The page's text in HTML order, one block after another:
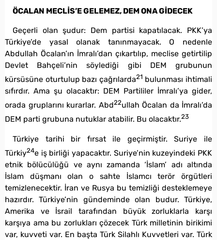
ÖCALAN MECLİS’E GELEMEZ, DEM ONA GİDECEK
Geçerli olan şudur: Dem partisi kapatılacak. PKK’ya
Türkiye’de yasal olanak tanınmayacak. O nedenle
Abdullah Öcalan’ın İmralı’dan çıkartılıp, meclise getirtilip
Devlet Bahçeli’nin söylediği gibi DEM grubunun
kürsüsüne oturtulup bazı çağrılarda21 bulunması ihtimali
sıfırdır. Ama şu olacaktır: DEM Partililer İmralı’ya gider,
orada gruplarını kurarlar. Abd22ullah Öcalan da İmralı’da
DEM parti grubuna nutuklar atabilir. Bu olacaktır.23
Türkiye tarihi bir fırsat ile geçirmiştir. Suriye ile
Türkiy24e iş birliği yapacaktır. Suriye’nin kuzeyindeki PKK
etnik bölücülüğü ve aynı zamanda ‘İslam’ adı altında
İslam düşmanı olan o sahte İslamcı terör örgütleri
temizlenecektir. İran ve Rusya bu temizliği desteklemeye
hazırdır. Türkiye’nin gündeminde olan budur. Türkiye,
Amerika ve İsrail tarafından büyük zorluklarla karşı
karşıya ama bu zorlukları çözecek Türk milletinin birikimi
var, kuvveti var. En başta Türk Silahlı Kuvvetleri var. Türk